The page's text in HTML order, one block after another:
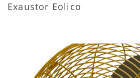
Exaustor Eolico